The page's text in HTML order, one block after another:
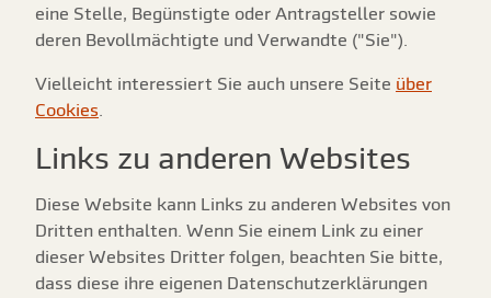
eine Stelle, Begünstigte oder Antragsteller sowie
deren Bevollmächtigte und Verwandte ("Sie").
Vielleicht interessiert Sie auch unsere Seite über
Cookies
Links zu anderen Websites
Diese Website kann Links zu anderen Websites von
Dritten enthalten. Wenn Sie einem Link zu einer
dieser Websites Dritter folgen, beachten Sie bitte,
dass diese ihre eigenen Datenschutzerklärungen